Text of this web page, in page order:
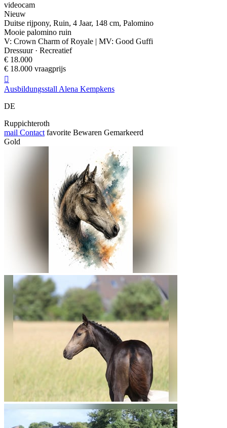
videocam
Nieuw
Duitse rijpony, Ruin, 4 Jaar, 148 cm, Palomino
Mooie palomino ruin
V: Crown Charm of Royale | MV: Good Guffi
Dressuur · Recreatief
€ 18.000
€ 18.000 vraagprijs

Ausbildungsstall Alena Kempkens
DE
Ruppichteroth
mail Contact favorite Bewaren Gemarkeerd
Gold